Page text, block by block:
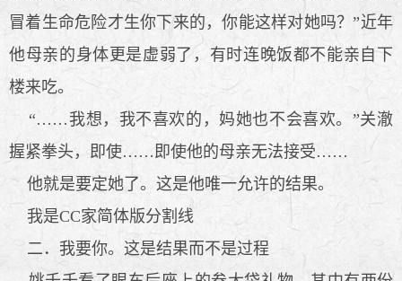
冒着生命危险才生你下来的，你能这样对她吗？”近年
他母亲的身体更是虚弱了，有时连晚饭都不能亲自下
楼来吃。
“……我想，我不喜欢的，妈她也不会喜欢。”关澈
握紧拳头，即使……即使他的母亲无法接受……
他就是要定她了。这是他唯一允许的结果。
我是CC家简体版分割线
二．我要你。这是结果而不是过程